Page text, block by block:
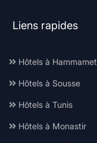
Liens rapides
Hôtels à Hammamet
Hôtels à Sousse
Hôtels à Tunis
Hôtels à Monastir